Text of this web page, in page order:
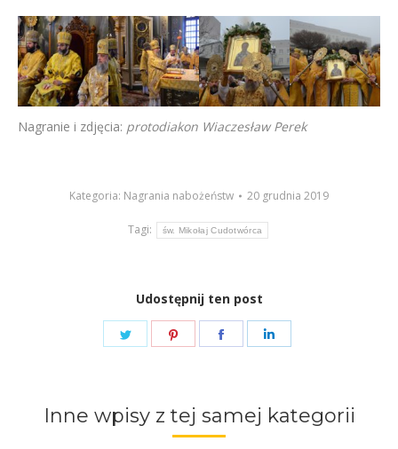
Nagranie i zdjęcia: protodiakon Wiaczesław Perek
Kategoria: Nagrania nabożeństw 20 grudnia 2019
Tagi: św. Mikołaj Cudotwórca
Udostępnij ten post
Share
Share
Share
Inne wpisy z tej samej kategorii